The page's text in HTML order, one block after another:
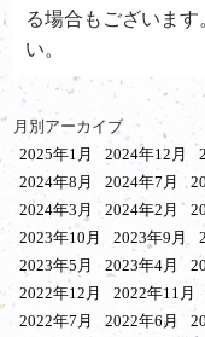
る場合もございま
い。
月別アーカイブ
2025年1月
2024年12月
2024年8月
2024年7月
2024年3月
2024年2月
2023年10月
2023年9月
2023年5月
2023年4月
2022年12月
2022年11月
2022年7月
2022年6月